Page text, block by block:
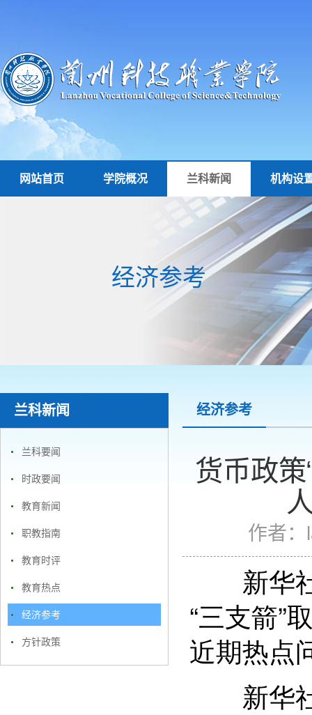
网站首页 学院概况 兰科新闻 机构设
经济参考
兰科新闻
兰科要闻
时政要闻
教育新闻
职教指南
教育时评
教育热点
经济参考
方针政策
经济参考
货币政
作者：
新华社
“三支箭”
近期热点
新华社